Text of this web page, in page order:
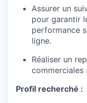
Assurer un
pour garantir
performance
ligne.
Réaliser un
commerciales
Profil recherché :